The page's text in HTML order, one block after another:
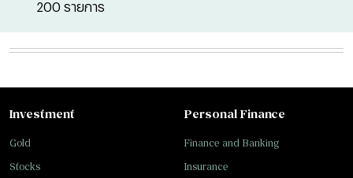
200 รายการ
Investment
Gold
Stocks
Personal Finance
Finance and Banking
Insurance